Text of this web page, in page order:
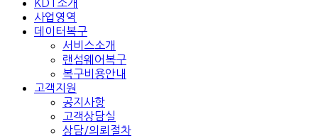
KDT소개
사업영역
데이터복구
서비스소개
랜섬웨어복구
복구비용안내
고객지원
공지사항
고객상담실
상담/의뢰절차